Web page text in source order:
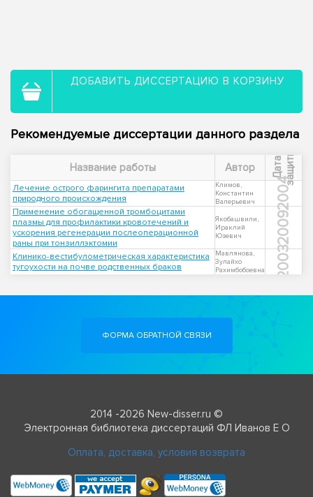
ДОБАВИТЬ ДИССЕРТАЦИЮ В КОРЗИНУ
Рекомендуемые диссертации данного раздела
Название работы Автор Д
а
т
а
з
а
щ
и
ты
Лечение острого фарингита препаратами
природного происхождения
Климов,
Константин
Валерьевич
2004
Применение обогащенной тромбоцитами
плазмы для профилактики кровотечений и
ускорения регенерации послеоперационной
раны при тонзиллэктомии
Якобашвили,
Ираклий
Юзевич
2009
Клинико-вестибулометрическая характеристика
тугоухости на почве родственных браков
Мавлянова,
Зулайхо
Рахимбобоевна
2003
ФОРМА ОБРАТНОЙ СВЯЗИ
2014 -2026 New-disser.ru ©
Электронная библиотека диссертаций ФЛ Иванов Е О
Оплата, доставка, условия возврата